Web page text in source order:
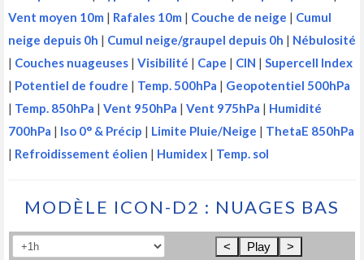
Vent moyen 10m | Rafales 10m | Couche de neige | Cumul
neige depuis 0h | Cumul neige/graupel depuis 0h | Nébulosité
| Couches nuageuses | Visibilité | Cape | CIN | Supercell Index
| Potentiel de foudre | Temp. 500hPa | Geopotentiel 500hPa
| Temp. 850hPa | Vent 950hPa | Vent 975hPa | Humidité
700hPa | Iso 0° & Précip | Limite Pluie/Neige | ThetaE 850hPa
| Refroidissement éolien | Humidex | Temp. sol
MODÈLE ICON-D2 : NUAGES BAS
< Play >